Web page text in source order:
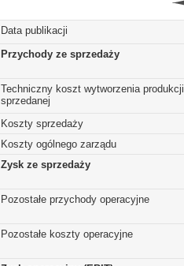
Data publikacji
Przychody ze sprzedaży
Techniczny koszt wytworzenia produkcji
sprzedanej
Koszty sprzedaży
Koszty ogólnego zarządu
Zysk ze sprzedaży
Pozostałe przychody operacyjne
Pozostałe koszty operacyjne